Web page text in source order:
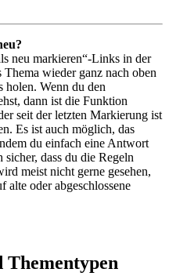
neu markieren“-Links in der
wieder ganz nach oben
holen. Wenn du den
dann ist die Funktion
seit der letzten Markierung ist
Es ist auch möglich, das
du einfach eine Antwort
dass du die Regeln
meist nicht gerne gesehen,
oder abgeschlossene